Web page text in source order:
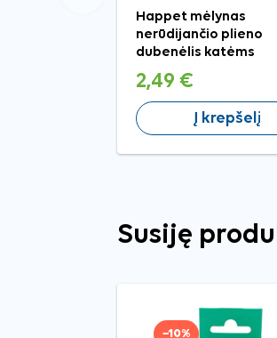
Happet mėlynas
nerūdijančio plieno
dubenėlis katėms
2,49 €
Į krepšelį
Susiję
−10%